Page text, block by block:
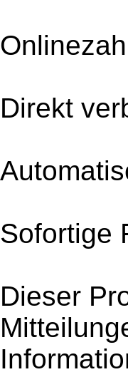
Direkt
Sofortige
Dieser